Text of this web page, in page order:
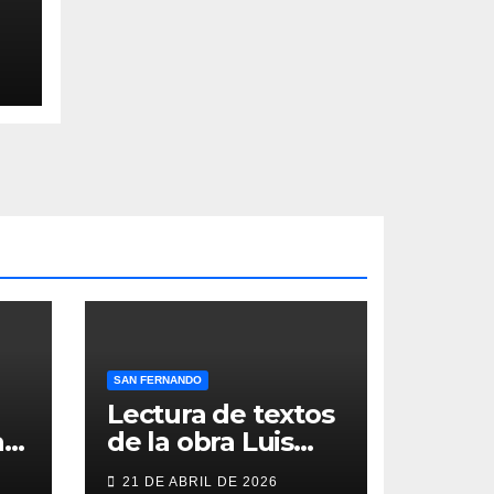
SAN FERNANDO
Lectura de textos
de la obra Luis
Berenguer en la
21 DE ABRIL DE 2026